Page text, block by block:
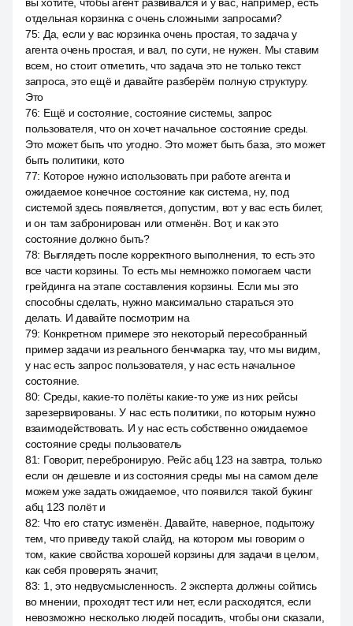
отдельная корзинка с очень сложными запросами?
75: Да, если у вас корзинка очень простая, то задача у
агента очень простая, и вал, по сути, не нужен. Мы ставим
всем, но стоит отметить, что задача это не только текст
запроса, это ещё и давайте разберём полную структуру.
Это
76: Ещё и состояние, состояние системы, запрос
пользователя, что он хочет начальное состояние среды.
Это может быть что угодно. Это может быть база, это может
быть политики, кото
77: Которое нужно использовать при работе агента и
ожидаемое конечное состояние как система, ну, под
системой здесь появляется, допустим, вот у вас есть билет,
и он там забронирован или отменён. Вот, и как это
состояние должно быть?
78: Выглядеть после корректного выполнения, то есть это
все части корзины. То есть мы немножко помогаем части
грейдинга на этапе составления корзины. Если мы это
способны сделать, нужно максимально стараться это
делать. И давайте посмотрим на
79: Конкретном примере это некоторый пересобранный
пример задачи из реального бенчмарка тау, что мы видим,
у нас есть запрос пользователя, у нас есть начальное
состояние.
80: Среды, какие-то полёты какие-то уже из них рейсы
зарезервированы. У нас есть политики, по которым нужно
взаимодействовать. И у нас есть собственно ожидаемое
состояние среды пользователь
81: Говорит, перебронирую. Рейс абц 123 на завтра, только
если он дешевле и из состояния среды мы на самом деле
можем уже задать ожидаемое, что появился такой букинг
абц 123 полёт и
82: Что его статус изменён. Давайте, наверное, подытожу
тем, что приведу такой слайд, на котором мы говорим о
том, какие свойства хорошей корзины для задачи в целом,
как себя проверять значит,
83: 1, это недвусмысленность. 2 эксперта должны сойтись
во мнении, проходят тест или нет, если расходятся, если
невозможно несколько людей посадить, чтобы они сказали,